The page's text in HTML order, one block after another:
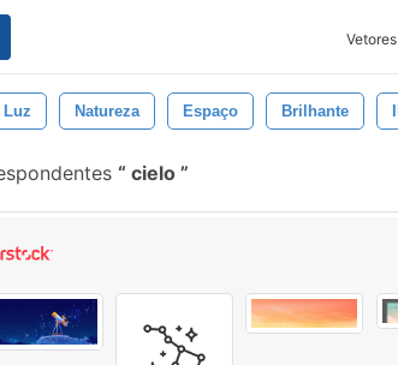
Vetores
Luz Natureza Espaço Brilhante
cielo